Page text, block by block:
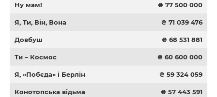
Ну мам! ₴ 77 500 000
Я, Ти, Він, Вона ₴ 71 039 476
Довбуш ₴ 68 531 881
Ти – Космос ₴ 60 600 000
Я, «Побєда» і Берлін ₴ 59 324 059
Конотопська відьма ₴ 57 443 591